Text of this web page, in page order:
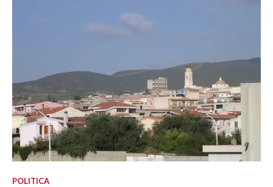
POLITICA